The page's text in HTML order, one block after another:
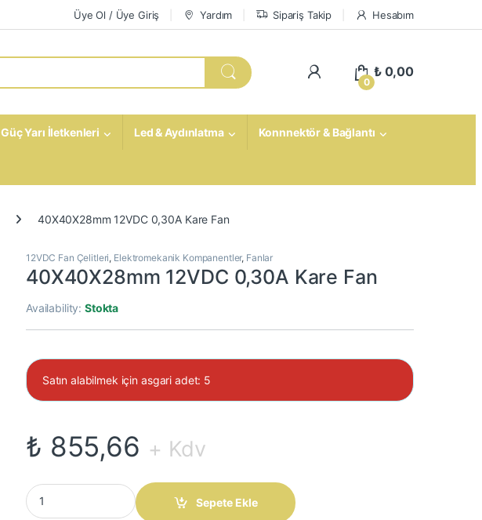
Üye Ol / Üye Giriş Yardım Sipariş Takip Hesabım
My Account
0
₺0,00
Güç Yarı İletkenleri Led & Aydınlatma Konnnektör & Bağlantı
40X40X28mm 12VDC 0,30A Kare Fan
12VDC Fan Çelitleri, Elektromekanik Kompanentler, Fanlar
40X40X28mm 12VDC 0,30A Kare Fan
Availability:Stokta
Satın alabilmek için asgari adet: 5
₺ 855,66 + Kdv
40X40X28mm 12VDC 0,30A Kare Fan quantity
Sepete Ekle